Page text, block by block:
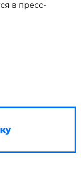
в пресс-